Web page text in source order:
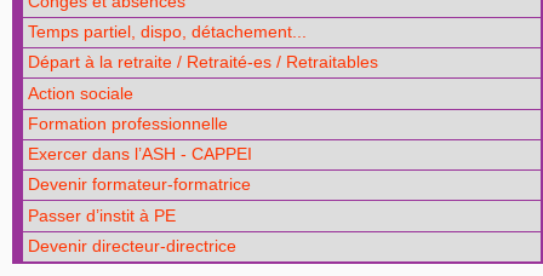
Temps partiel, dispo, détachement...
Départ à la retraite / Retraité-es / Retraitables
Action sociale
Formation professionnelle
Exercer dans l’ASH - CAPPEI
Devenir formateur-formatrice
Passer d’instit à PE
Devenir directeur-directrice